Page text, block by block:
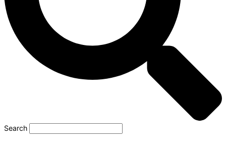
Search